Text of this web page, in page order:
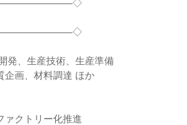
発、生産技術、生産準備
企画、材料調達 ほか
ァクトリー化推進